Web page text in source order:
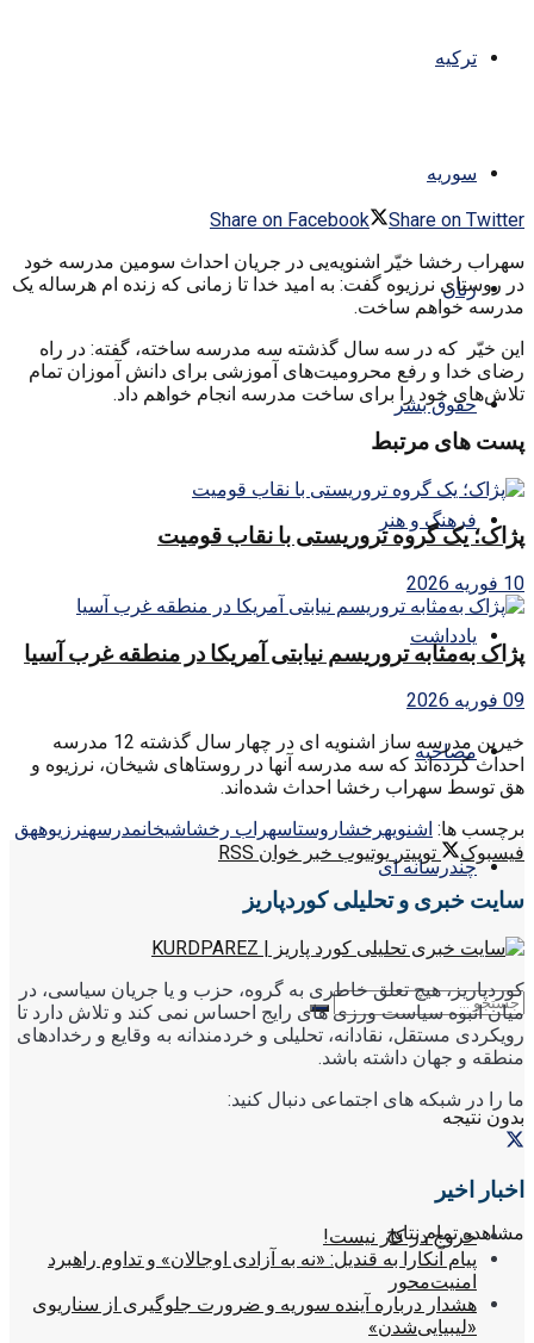
ترکیه
سوریه
زنان
حقوق بشر
فرهنگ و هنر
یادداشت
مصاحبه
چندرسانه ای
بدون نتیجه
مشاهده تمام نتایج
Share on Facebook
Share on Twitter
سهراب رخشا خیّر اشنویه‌یی در جریان احداث سومین مدرسه خود
در روستای نرزیوه گفت: به امید خدا تا زمانی که زنده ام هرساله یک
مدرسه خواهم ساخت.
این خیّر که در سه سال گذشته سه مدرسه ساخته، گفته: در راه
رضای خدا و رفع محرومیت‌های آموزشی برای دانش آموزان تمام
تلاش‌های خود را برای ساخت مدرسه انجام خواهم داد.
پست های مرتبط
پژاک؛ یک گروه تروریستی با نقاب قومیت
10 فوریه 2026
پژاک به‌مثابه تروریسم نیابتی آمریکا در منطقه غرب آسیا
09 فوریه 2026
خیرین مدرسه ساز اشنویه ای در چهار سال گذشته 12 مدرسه
احداث کرده‌اند که سه مدرسه آنها در روستاهای شیخان، نرزیوه و
هق توسط سهراب رخشا احداث شده‌اند.
برچسب ها: اشنويهرخشاروستاسهراب رخشاشيخانمدرسهنرزيوههق
فیسبوک
توییتر یوتیوب خبر خوان RSS
سایت خبری و تحلیلی کوردپاریز
کوردپاریز، هیچ تعلق خاطری به گروه، حزب و یا جریان سیاسی، در
میان انبوه سیاست ورزی های رایج احساس نمی کند و تلاش دارد تا
رویکردی مستقل، نقادانه، تحلیلی و خردمندانه به وقایع و رخدادهای
منطقه و جهان داشته باشد.
ما را در شبکه های اجتماعی دنبال کنید:
اخبار اخیر
خروج در کار نیست!
پیام آنکارا به قندیل: «نه به آزادی اوجالان» و تداوم راهبرد
امنیت‌محور
هشدار درباره آینده سوریه و ضرورت جلوگیری از سناریوی
«لیبیایی‌شدن»